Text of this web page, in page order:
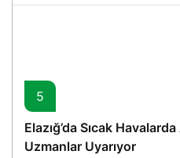
5
Elazığ’da Sıcak
Uzmanlar Uyarıyor